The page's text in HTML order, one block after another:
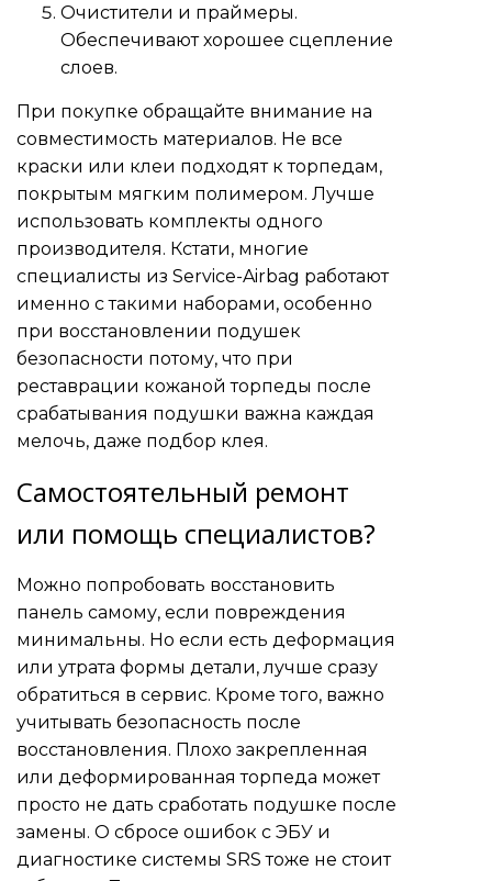
Очистители и праймеры.
Обеспечивают хорошее сцепление
слоев.
При покупке обращайте внимание на
совместимость материалов. Не все
краски или клеи подходят к торпедам,
покрытым мягким полимером. Лучше
использовать комплекты одного
производителя. Кстати, многие
специалисты из Service-Airbag работают
именно с такими наборами, особенно
при восстановлении подушек
безопасности потому, что при
реставрации кожаной торпеды после
срабатывания подушки важна каждая
мелочь, даже подбор клея.
Самостоятельный ремонт
или помощь специалистов?
Можно попробовать восстановить
панель самому, если повреждения
минимальны. Но если есть деформация
или утрата формы детали, лучше сразу
обратиться в сервис. Кроме того, важно
учитывать безопасность после
восстановления. Плохо закрепленная
или деформированная торпеда может
просто не дать сработать подушке после
замены. О сбросе ошибок с ЭБУ и
диагностике системы SRS тоже не стоит